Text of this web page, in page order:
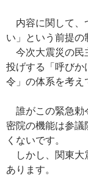
内容に関して、
い」という前提の
今次大震災の民
投げする「呼びか
令」の体系を考え
誰がこの緊急勅
密院の機能は参
くないです。
しかし、関東大
あります。